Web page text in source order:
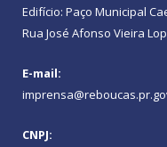
Edifício: Paço Municipal
Rua José Afonso Vieira
E-mail:
CNPJ: